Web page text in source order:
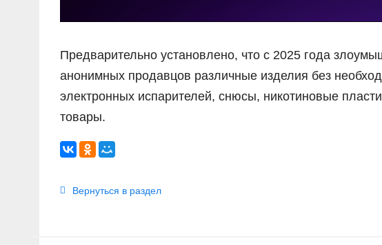
Предварительно установлено, что с 2025 года
анонимных продавцов различные изделия без
электронных испарителей, снюсы, никотиновые
товары.
Вернуться в раздел